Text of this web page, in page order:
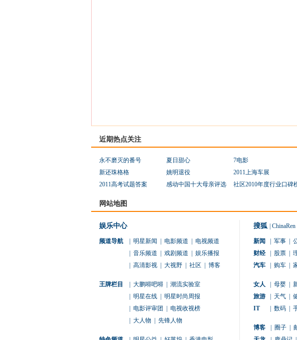
近期热点关注
永不磨灭的番号 夏日甜心 7电影
新还珠格格
姚明退役 2011上海车展
2011高考试题答案
感动中国十大母亲评选 社区2010年度行业口碑
网站地图
娱乐中心
频道导航 明星新闻 电影频道
电视频道
音乐频道 戏剧频道
娱乐播报
高清影视 大视野 社区 博客
王牌栏目 大鹏嘚吧嘚
潮流实验室
明星在线
明星时尚周报
电影评审团
电视收视榜
大人物 先锋人物
搜狐 ChinaRen
新闻 军事
财经
股票
汽车
购车
女人 母婴
旅游
天气
IT
数码
博客 圈子